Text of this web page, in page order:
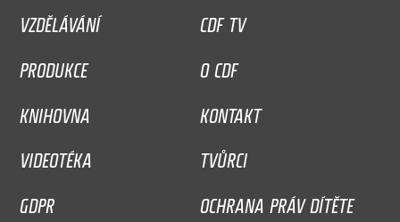
VZDĚLÁVÁNÍ
CDF TV
PRODUKCE
O CDF
KNIHOVNA
KONTAKT
VIDEOTÉKA
TVŮRCI
GDPR
OCHRANA PRÁV DÍTĚTE